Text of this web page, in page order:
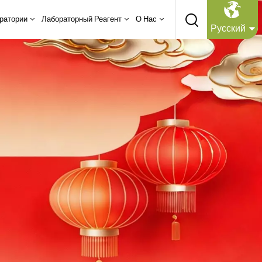
Лабораторный Реагент О Нас
Русский
English
Русский
Español